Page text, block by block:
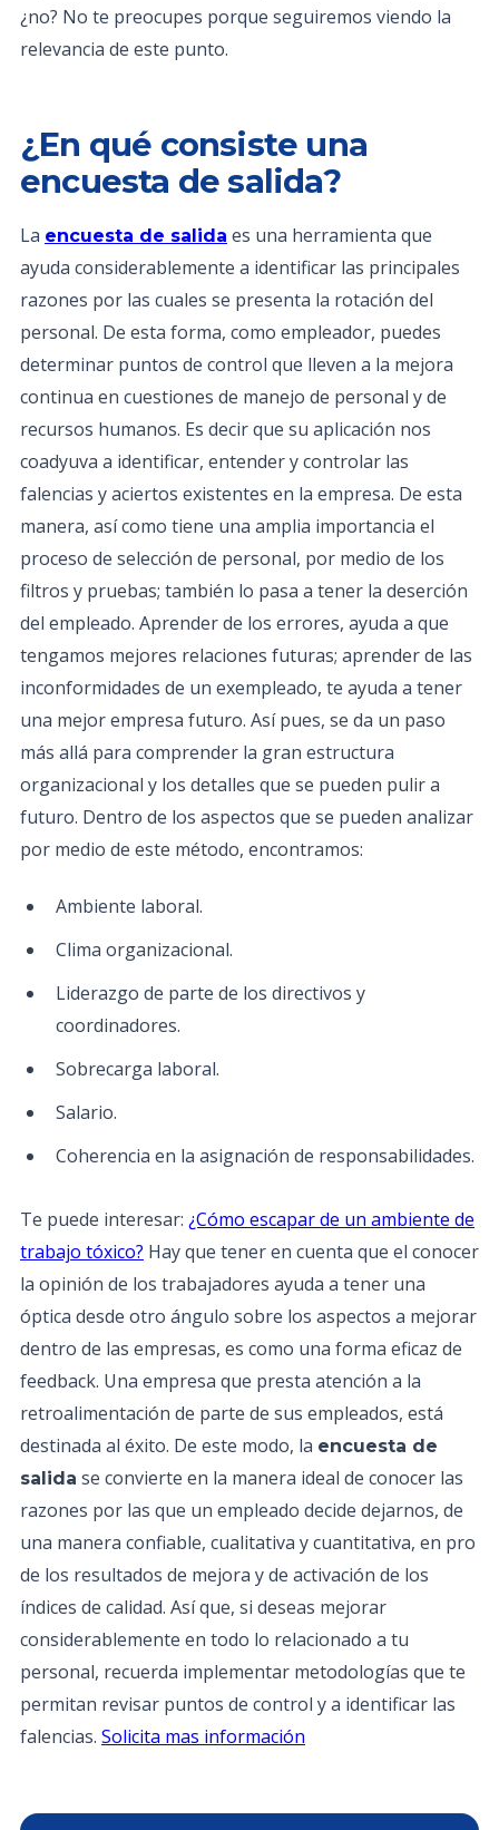
¿no? No te preocupes porque seguiremos viendo la
relevancia de este punto.
¿En qué consiste una
encuesta de salida?
La encuesta de salida es una herramienta que
ayuda considerablemente a identificar las principales
razones por las cuales se presenta la rotación del
personal. De esta forma, como empleador, puedes
determinar puntos de control que lleven a la mejora
continua en cuestiones de manejo de personal y de
recursos humanos. Es decir que su aplicación nos
coadyuva a identificar, entender y controlar las
falencias y aciertos existentes en la empresa. De esta
manera, así como tiene una amplia importancia el
proceso de selección de personal, por medio de los
filtros y pruebas; también lo pasa a tener la deserción
del empleado. Aprender de los errores, ayuda a que
tengamos mejores relaciones futuras; aprender de las
inconformidades de un exempleado, te ayuda a tener
una mejor empresa futuro. Así pues, se da un paso
más allá para comprender la gran estructura
organizacional y los detalles que se pueden pulir a
futuro. Dentro de los aspectos que se pueden analizar
por medio de este método, encontramos:
Ambiente laboral.
Clima organizacional.
Liderazgo de parte de los directivos y
coordinadores.
Sobrecarga laboral.
Salario.
Coherencia en la asignación de responsabilidades.
Te puede interesar: ¿Cómo escapar de un ambiente de
trabajo tóxico? Hay que tener en cuenta que el conocer
la opinión de los trabajadores ayuda a tener una
óptica desde otro ángulo sobre los aspectos a mejorar
dentro de las empresas, es como una forma eficaz de
feedback. Una empresa que presta atención a la
retroalimentación de parte de sus empleados, está
destinada al éxito. De este modo, la encuesta de
salida se convierte en la manera ideal de conocer las
razones por las que un empleado decide dejarnos, de
una manera confiable, cualitativa y cuantitativa, en pro
de los resultados de mejora y de activación de los
índices de calidad. Así que, si deseas mejorar
considerablemente en todo lo relacionado a tu
personal, recuerda implementar metodologías que te
permitan revisar puntos de control y a identificar las
falencias. Solicita mas información